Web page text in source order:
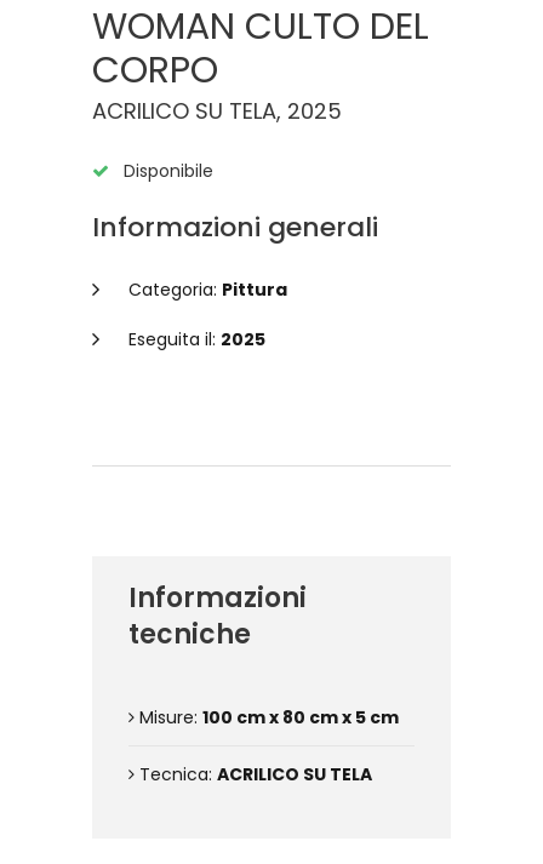
WOMAN CULTO DEL
CORPO
ACRILICO SU TELA, 2025
Disponibile
Informazioni generali
Categoria: Pittura
Eseguita il: 2025
Informazioni
tecniche
Misure: 100 cm x 80 cm x 5 cm
Tecnica: ACRILICO SU TELA